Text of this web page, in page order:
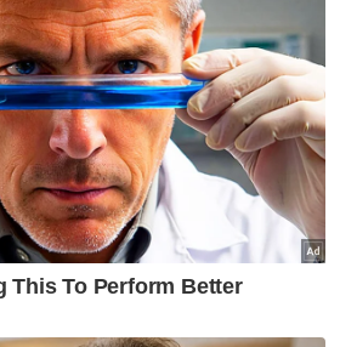
turut dapat ditangani.
kes rasuah mampu tangani
bicara kes rasuah boleh
kes rasuah berprofil
langsung
persepsi bahawa agensi